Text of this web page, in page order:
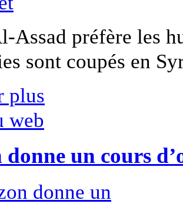
Assad préfère les
sont coupés en
plus
web
donne un cours